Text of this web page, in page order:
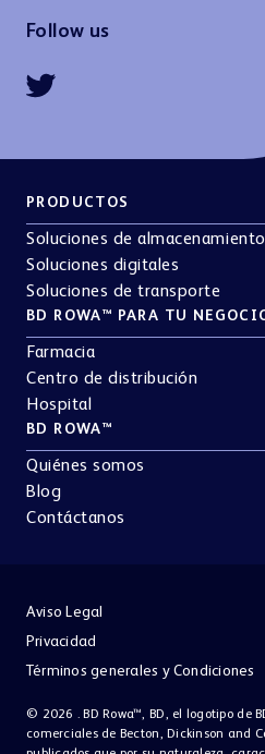
Follow us
PRODUCTOS
Soluciones de almacenamiento
Soluciones digitales
Soluciones de transporte
BD ROWA™ PARA TU
Farmacia
Centro de distribución
Hospital
BD ROWA™
Quiénes somos
Blog
Contáctanos
Aviso Legal
Privacidad
Términos generales y Condiciones
© 2026 . BD Rowa™, BD, el logotipo de
comerciales de Becton, Dickinson and